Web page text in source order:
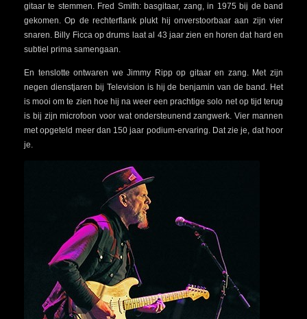
gitaar te stemmen. Fred Smith: basgitaar, zang, in 1975 bij de band
gekomen. Op de rechterflank plukt hij onverstoorbaar aan zijn vier
snaren. Billy Ficca op drums laat al 43 jaar zien en horen dat hard en
subtiel prima samengaan.
En tenslotte ontwaren we Jimmy Ripp op gitaar en zang. Met zijn
negen dienstjaren bij Television is hij de benjamin van de band. Het
is mooi om te zien hoe hij na weer een prachtige solo net op tijd terug
is bij zijn microfoon voor wat ondersteunend zangwerk. Vier mannen
met opgeteld meer dan 150 jaar podium-ervaring. Dat zie je, dat hoor
je.